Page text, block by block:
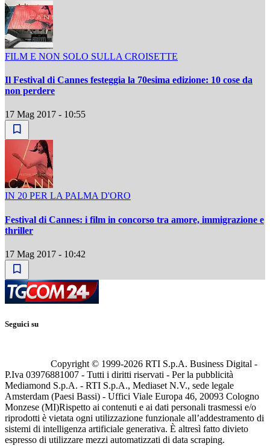
FILM E NON SOLO SULLA CROISETTE
Il Festival di Cannes festeggia la 70esima edizione: 10 cose da
non perdere
17 Mag 2017 - 10:55
IN 20 PER LA PALMA D'ORO
Festival di Cannes: i film in concorso tra amore, immigrazione e
thriller
17 Mag 2017 - 10:42
Seguici su
Copyright © 1999-2026 RTI S.p.A. Business Digital -
P.Iva 03976881007 - Tutti i diritti riservati - Per la pubblicità
Mediamond S.p.A. - RTI S.p.A., Mediaset N.V., sede legale
Amsterdam (Paesi Bassi) - Uffici Viale Europa 46, 20093 Cologno
Monzese (MI)Rispetto ai contenuti e ai dati personali trasmessi e/o
riprodotti è vietata ogni utilizzazione funzionale all’addestramento di
sistemi di intelligenza artificiale generativa. È altresì fatto divieto
espresso di utilizzare mezzi automatizzati di data scraping.